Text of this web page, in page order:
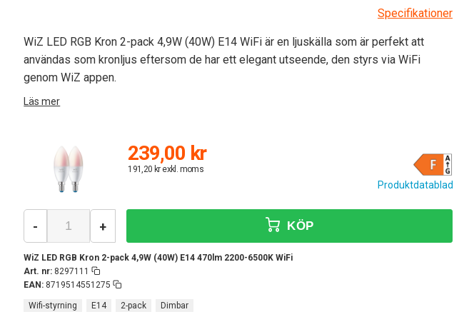
Specifikationer
WiZ LED RGB Kron 2-pack 4,9W (40W) E14 WiFi är en ljuskälla som är perfekt att
användas som kronljus eftersom de har ett elegant utseende, den styrs via WiFi
genom WiZ appen.
Läs mer
Produktdatablad
239,00 kr
191,20 kr exkl. moms
WiZ LED RGB Kron 2-pack 4,9W (40W) E14 470lm 2200-6500K WiFi
Art. nr: 8297111
EAN: 8719514551275
- + KÖP
Wifi-styrning E14 2-pack Dimbar